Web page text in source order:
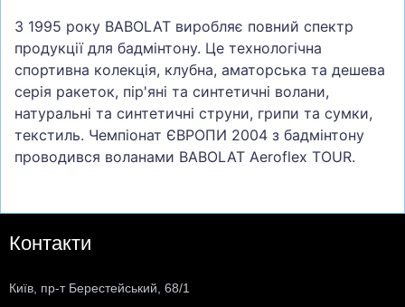
З 1995 року BABOLAT виробляє повний спектр
продукції для бадмінтону. Це технологічна
спортивна колекція, клубна, аматорська та дешева
серія ракеток, пір'яні та синтетичні волани,
натуральні та синтетичні струни, грипи та сумки,
текстиль. Чемпіонат ЄВРОПИ 2004 з бадмінтону
проводився воланами BABOLAT Aeroflex TOUR.
Контакти
Київ, пр-т Берестейський, 68/1